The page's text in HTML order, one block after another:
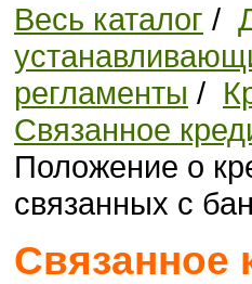
Весь каталог /
регламенты /
Связанное
Положение о
связанных с
Связанное